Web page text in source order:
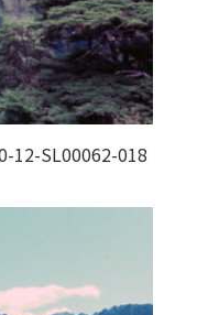
12-SL00062-018